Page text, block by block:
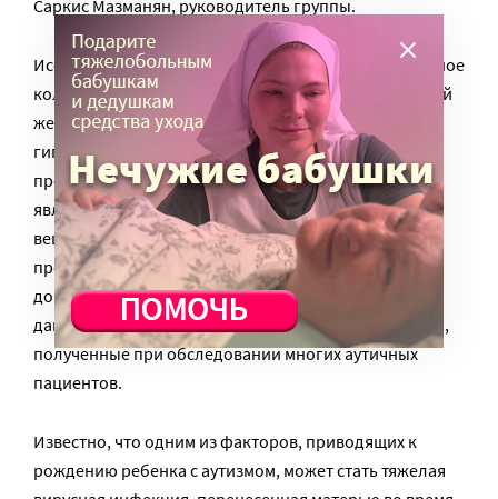
Саркис Мазманян, руководитель группы.
Исследователей заинтересовал тот факт, что большое
количество аутистов страдают также от заболеваний
желудочно-кишечного тракта. Широко известна
гипотеза «протекающего кишечника»: повышенная
проницаемость его стенок позволяет токсинам,
являющимся промежуточными продуктами обмена
веществ, проникать в кровь и влиять на мозговые
процессы. Эта теория не имеет статуса научно
доказанной, хотя исследователи располагают
данными о повышенной проницаемости кишечника,
полученные при обследовании многих аутичных
пациентов.
Известно, что одним из факторов, приводящих к
рождению ребенка с аутизмом, может стать тяжелая